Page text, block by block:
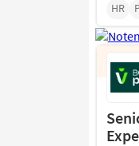
HR